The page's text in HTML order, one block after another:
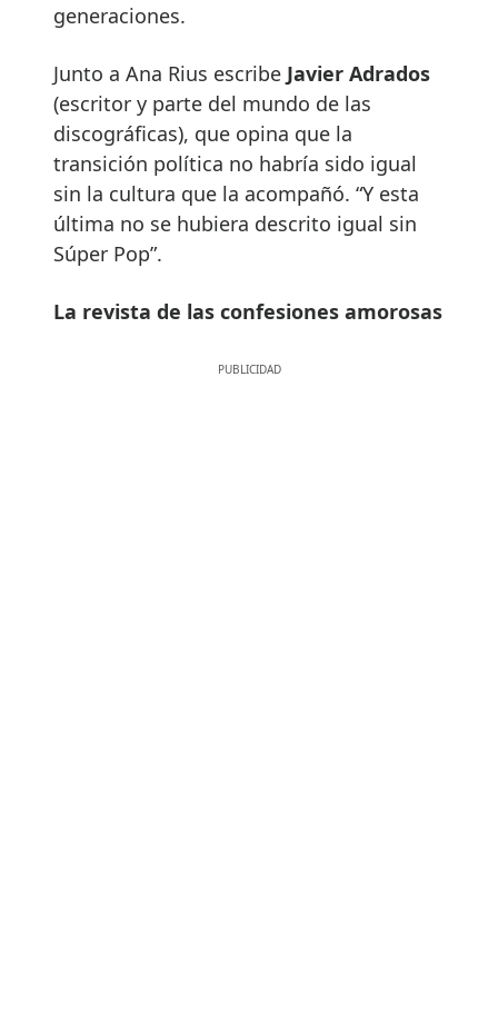
generaciones.
Junto a Ana Rius escribe Javier Adrados
(escritor y parte del mundo de las
discográficas), que opina que la
transición política no habría sido igual
sin la cultura que la acompañó. “Y esta
última no se hubiera descrito igual sin
Súper Pop”.
La revista de las confesiones amorosas